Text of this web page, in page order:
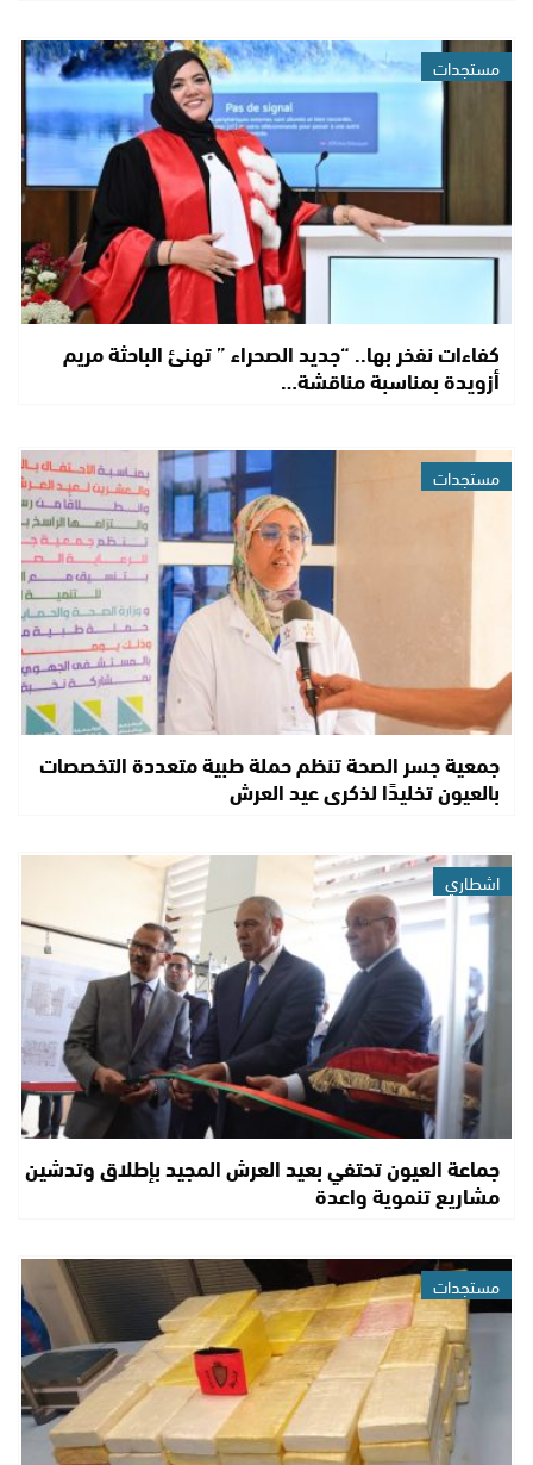
مستجدات
كفاءات نفخر بها.. “جديد الصحراء ” تهنئ الباحثة مريم
أزويدة بمناسبة مناقشة…
مستجدات
جمعية جسر الصحة تنظم حملة طبية متعددة التخصصات
بالعيون تخليدًا لذكرى عيد العرش
اشطاري
جماعة العيون تحتفي بعيد العرش المجيد بإطلاق وتدشين
مشاريع تنموية واعدة
مستجدات